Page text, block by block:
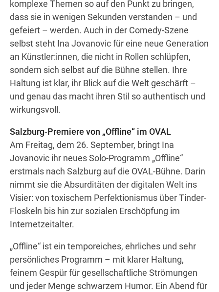
komplexe Themen so auf den Punkt zu bringen,
dass sie in wenigen Sekunden verstanden – und
gefeiert – werden. Auch in der Comedy-Szene
selbst steht Ina Jovanovic für eine neue Generation
an Künstler:innen, die nicht in Rollen schlüpfen,
sondern sich selbst auf die Bühne stellen. Ihre
Haltung ist klar, ihr Blick auf die Welt geschärft –
und genau das macht ihren Stil so authentisch und
wirkungsvoll.
Salzburg-Premiere von „Offline“ im OVAL
Am Freitag, dem 26. September, bringt Ina
Jovanovic ihr neues Solo-Programm „Offline“
erstmals nach Salzburg auf die OVAL-Bühne. Darin
nimmt sie die Absurditäten der digitalen Welt ins
Visier: von toxischem Perfektionismus über Tinder-
Floskeln bis hin zur sozialen Erschöpfung im
Internetzeitalter.
„Offline“ ist ein temporeiches, ehrliches und sehr
persönliches Programm – mit klarer Haltung,
feinem Gespür für gesellschaftliche Strömungen
und jeder Menge schwarzem Humor. Ein Abend für